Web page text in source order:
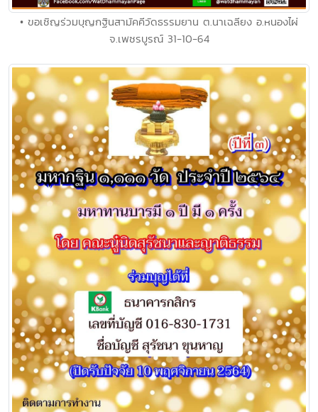
• ขอเชิญร่วมบุญกฐินสามัคคีวัดธรรมยาน ต.นาเฉลียง อ.หนองไผ่
จ.เพชรบูรณ์ 31-10-64